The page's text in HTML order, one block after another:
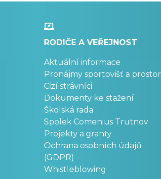
RODIČE A VEŘEJNOST
Aktuální informace
Pronájmy sportovišť a prostor
Cizí strávníci
Dokumenty ke stažení
Školská rada
Spolek Comenius Trutnov
Projekty a granty
Ochrana osobních údajů
(GDPR)
Whistleblowing